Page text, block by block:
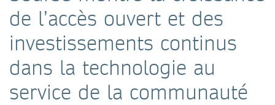
de l’accès ouvert et des
investissements continus
dans la technologie au
service de la communauté